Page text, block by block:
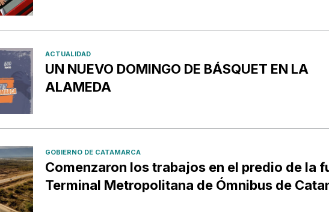
ACTUALIDAD
UN NUEVO DOMINGO DE BÁSQUET EN LA
ALAMEDA
GOBIERNO DE CATAMARCA
Comenzaron los trabajos en el predio de la
Terminal Metropolitana de Ómnibus de